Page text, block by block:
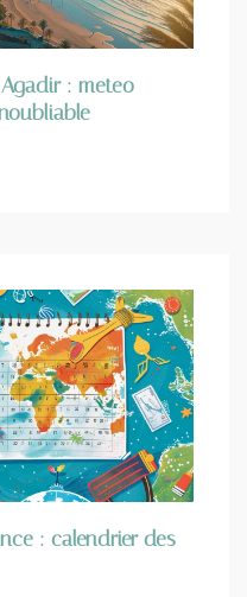
: meteo
: calendrier des